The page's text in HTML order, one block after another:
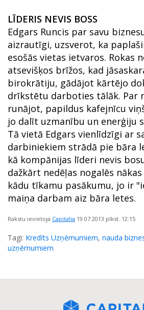
LĪDERIS NEVIS BOSS
Edgars Runcis par savu
aizrautīgi, uzsverot, ka
esošās vietas ietvaros. Rokas
atsevišķos brīžos, kad
birokrātiju, gādājot kārtējo
drīkstētu darboties tālāk. Par
runājot, papildus kafejnīcu
jo dalīt uzmanību un enerģiju
Tā vietā Edgars vienlīdzīgi ar
darbiniekiem strādā pie bāra
kā kompānijas līderi nevis
dažkārt nedēļas nogalēs
kādu tīkamu pasākumu, jo ir
maiņa darbam aiz bāra letes.
Rakstu ievietoja Capitalia 19.07.2013 plkst. 12:15
Tagi: Kredīts Uzņēmumiem, nauda
uzņēmumiem